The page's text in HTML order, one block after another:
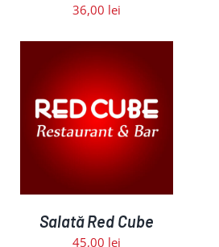
36,00 lei
Salată Red Cube
45,00 lei